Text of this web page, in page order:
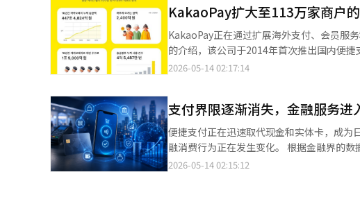
示：“具体的普及规模难以公开，但内部评
贝甜推进下半年设备的引入，未来将在更多线下门店使用。” Kakao Pay则更专注
不是直接推广设备。它选择与现有的POS
要的是不在于直接拥有设备，而是在任何
动售货机支付和海外二维码支付等方式扩大线下接触点。” 业界普遍认为，线下支付数
强线下接触点以提高客户忠诚度。”并指出
过结合线下基础设施来更加稳固客户基础。” 特别是如果未来Apple Pay扩大合作卡公司，线下支付竞争将更
烈。上明大学商学院教授徐志勇表示：“一
出：“在面对面渠道中，简化支付市场的份
店、健康与美容商店等加盟店也支持QR支付。 在越南和老挝，用户可以通过6个应用（韩亚元气、韩亚货币、
付、Toss、Purple GLN、KB星银行）使用
在老挝则可以通过BCEL银行的ATM进行取款。 GLN代表李石表示：“通过此次日本、越南和老挝QR取款
展，更多客户可以在海外使用熟悉的国内
旅行的客户提供无需兑换或携带实体卡的
KakaoPay扩大至113万家商户
KakaoPay正在通过扩展海外支付、会员服
的介绍，该公司于2014年首次推出国内便
113万家商户中可供使用。三星支付在300
员积分也会自动累积。KakaoPay的海外支
南亚、欧洲和美洲等50多个国家和地区支
（Tap&Go）”功能，使全球约1.5亿个万事
KakaoPay会员支持将40多个合作积分通过
KakaoTalk和KakaoPay上查询和支付电费
2026-05-14 02:17:14
支付界限逐渐消失，金融服务进
便捷支付正在迅速取代现金和实体卡，成为
融消费行为正在发生变化。 根据金融界的数据显示，去年便捷支付服务的日均使用量为3557万笔，金额达到1.1053
万亿韩元，分别同比增长14.9%和14.6%。便捷
2026-05-14 02:15:12